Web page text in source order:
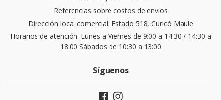
Referencias sobre costos de envíos
Dirección local comercial: Estado 518, Curicó Maule
Horarios de atención: Lunes a Viernes de 9:00 a 14:30 / 14:30 a
18:00 Sábados de 10:30 a 13:00
Síguenos